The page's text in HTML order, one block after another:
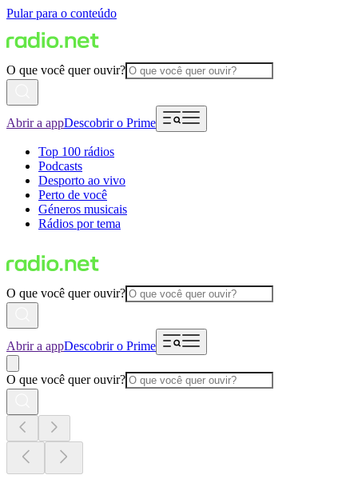
Pular para o conteúdo
O que você quer ouvir?
Abrir a appDescobrir o Prime
Top 100 rádios
Podcasts
Desporto ao vivo
Perto de você
Géneros musicais
Rádios por tema
O que você quer ouvir?
Abrir a appDescobrir o Prime
O que você quer ouvir?